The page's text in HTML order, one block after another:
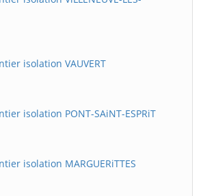
isolation VAUVERT
isolation PONT-SAiNT-ESPRiT
isolation MARGUERiTTES